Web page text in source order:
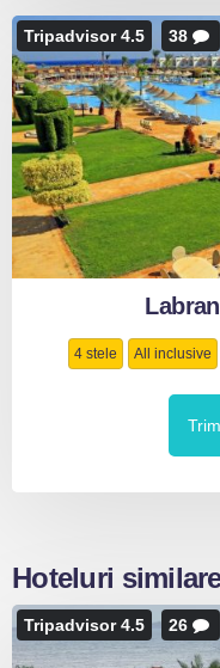
Tripadvisor 4.5 38
4 stele All inclusive
Hoteluri
Tripadvisor 4.5 26